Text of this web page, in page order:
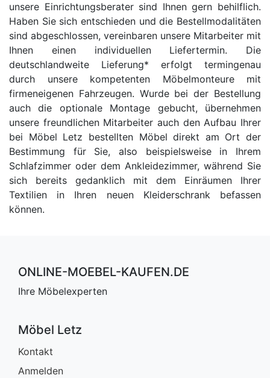
unsere Einrichtungsberater sind Ihnen gern behilflich.
Haben Sie sich entschieden und die Bestellmodalitäten
sind abgeschlossen, vereinbaren unsere Mitarbeiter mit
Ihnen einen individuellen Liefertermin. Die
deutschlandweite Lieferung* erfolgt termingenau
durch unsere kompetenten Möbelmonteure mit
firmeneigenen Fahrzeugen. Wurde bei der Bestellung
auch die optionale Montage gebucht, übernehmen
unsere freundlichen Mitarbeiter auch den Aufbau Ihrer
bei Möbel Letz bestellten Möbel direkt am Ort der
Bestimmung für Sie, also beispielsweise in Ihrem
Schlafzimmer oder dem Ankleidezimmer, während Sie
sich bereits gedanklich mit dem Einräumen Ihrer
Textilien in Ihren neuen Kleiderschrank befassen
können.
ONLINE-MOEBEL-KAUFEN.DE
Ihre Möbelexperten
Möbel Letz
Kontakt
Anmelden